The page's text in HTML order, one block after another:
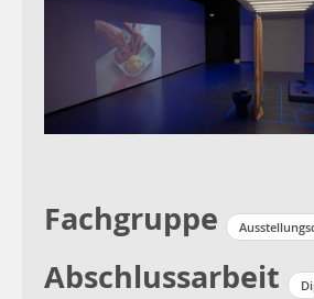
Fachgruppe
Abschlussarbeit